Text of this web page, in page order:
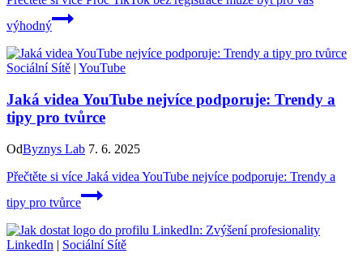
výhodný
Sociální Sítě | YouTube
Jaká videa YouTube nejvíce podporuje: Trendy a
tipy pro tvůrce
OdByznys Lab 7. 6. 2025
Přečtěte si více Jaká videa YouTube nejvíce podporuje: Trendy a
tipy pro tvůrce
LinkedIn | Sociální Sítě